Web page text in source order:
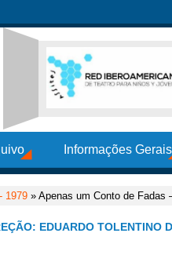
Informações Gerais
1979 » Apenas um Conto de Fadas
EDUARDO TOLENTINO